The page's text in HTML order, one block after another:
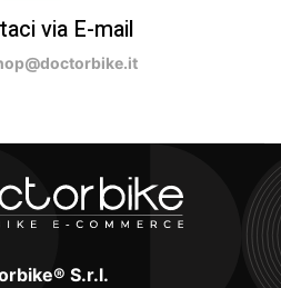
via E-mail
S.r.l.